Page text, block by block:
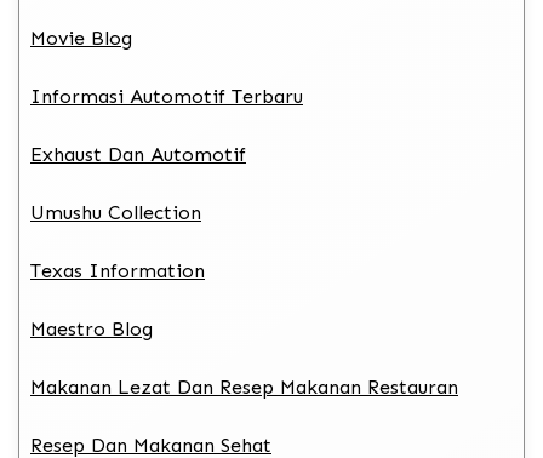
Movie Blog
Informasi Automotif Terbaru
Exhaust Dan Automotif
Umushu Collection
Texas Information
Maestro Blog
Makanan Lezat Dan Resep Makanan Restauran
Resep Dan Makanan Sehat